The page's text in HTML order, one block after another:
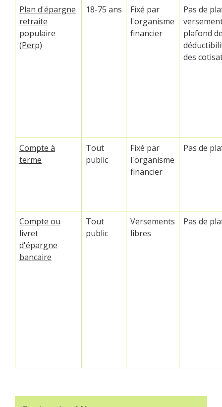
Plan d'épargne
retraite
populaire
(Perp)
18-75 ans
Fixé par
l'organisme
financier
Pas de
plafond
des
Compte à
terme
Tout
public
Fixé par
l'organisme
financier
Pas de
Compte ou
livret
d'épargne
bancaire
Tout
public
Versements
libres
Pas de